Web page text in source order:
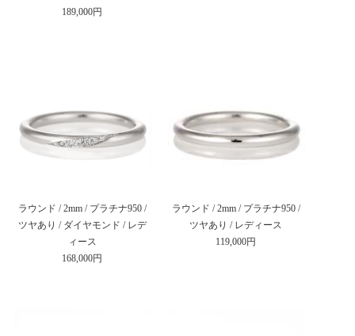
189,000円
ラウンド / 2mm / プラチナ950 /
ツヤあり / ダイヤモンド / レデ
ィース
168,000円
ラウンド / 2mm / プラチナ950 /
ツヤあり / レディース
119,000円